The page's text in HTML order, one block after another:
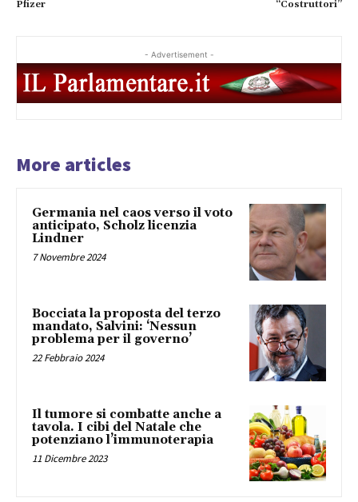
Pfizer “Costruttori”
- Advertisement -
More articles
Germania nel caos verso il voto
anticipato, Scholz licenzia
Lindner
7 Novembre 2024
Bocciata la proposta del terzo
mandato, Salvini: ‘Nessun
problema per il governo’
22 Febbraio 2024
Il tumore si combatte anche a
tavola. I cibi del Natale che
potenziano l’immunoterapia
11 Dicembre 2023